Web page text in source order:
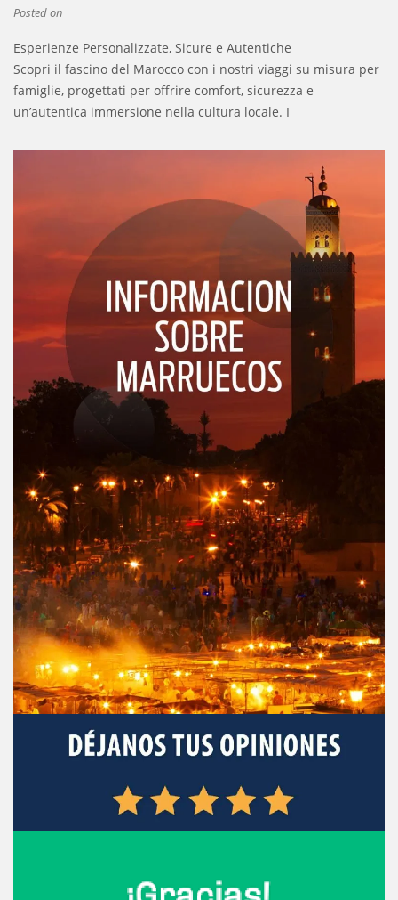
Posted on
Esperienze Personalizzate, Sicure e Autentiche
Scopri il fascino del Marocco con i nostri viaggi su misura per
famiglie, progettati per offrire comfort, sicurezza e
un’autentica immersione nella cultura locale. I